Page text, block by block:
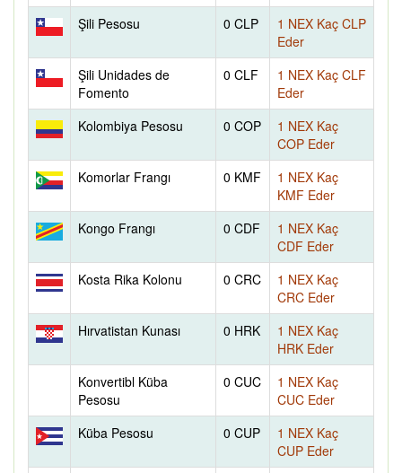
Şili Pesosu
0 CLP
1 NEX Kaç CLP
Eder
Şili Unidades de
Fomento
0 CLF
1 NEX Kaç CLF
Eder
Kolombiya Pesosu
0 COP
1 NEX Kaç
COP Eder
Komorlar Frangı
0 KMF
1 NEX Kaç
KMF Eder
Kongo Frangı
0 CDF
1 NEX Kaç
CDF Eder
Kosta Rika Kolonu
0 CRC
1 NEX Kaç
CRC Eder
Hırvatistan Kunası
0 HRK
1 NEX Kaç
HRK Eder
Konvertibl Küba
Pesosu
0 CUC
1 NEX Kaç
CUC Eder
Küba Pesosu
0 CUP
1 NEX Kaç
CUP Eder